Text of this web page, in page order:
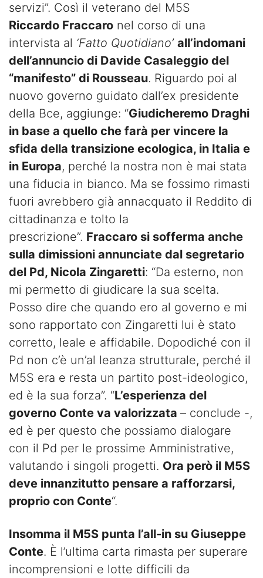
servizi”. Così il veterano del M5S
Riccardo Fraccaro nel corso di una
intervista al ‘Fatto Quotidiano’ all’indomani
dell’annuncio di Davide Casaleggio del
“manifesto” di Rousseau. Riguardo poi al
nuovo governo guidato dall’ex presidente
della Bce, aggiunge: “Giudicheremo Draghi
in base a quello che farà per vincere la
sfida della transizione ecologica, in Italia e
in Europa, perché la nostra non è mai stata
una fiducia in bianco. Ma se fossimo rimasti
fuori avrebbero già annacquato il Reddito di
cittadinanza e tolto la
prescrizione”. Fraccaro si sofferma anche
sulla dimissioni annunciate dal segretario
del Pd, Nicola Zingaretti: “Da esterno, non
mi permetto di giudicare la sua scelta.
Posso dire che quando ero al governo e mi
sono rapportato con Zingaretti lui è stato
corretto, leale e affidabile. Dopodiché con il
Pd non c’è un’al leanza strutturale, perché il
M5S era e resta un partito post-ideologico,
ed è la sua forza”. “L’esperienza del
governo Conte va valorizzata – conclude -,
ed è per questo che possiamo dialogare
con il Pd per le prossime Amministrative,
valutando i singoli progetti. Ora però il M5S
deve innanzitutto pensare a rafforzarsi,
proprio con Conte“.
Insomma il M5S punta l’all-in su Giuseppe
Conte. È l’ultima carta rimasta per superare
incomprensioni e lotte difficili da